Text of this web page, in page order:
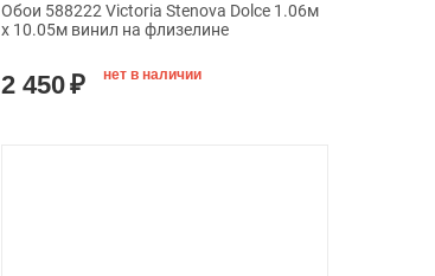
Обои 588222 Victoria Stenova Dolce 1.06м
x 10.05м винил на флизелине
2 450₽ нет в наличии